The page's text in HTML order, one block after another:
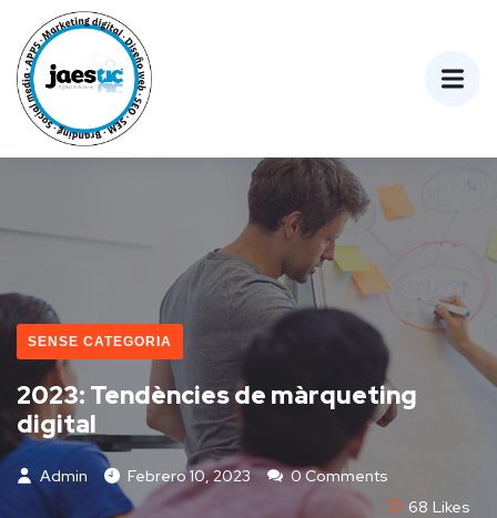
SENSE CATEGORIA
2023: Tendències de màrqueting
digital
Admin Febrero 10, 2023
0 Comments
68 Likes